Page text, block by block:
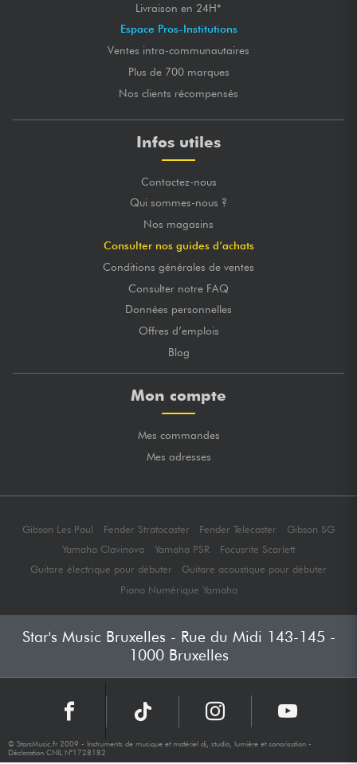
Livraison en 24H*
Espace Pros-Institutions
Ventes intra-communautaires
Plus de 700 marques
Nos clients récompensés
Infos utiles
Contactez-nous
Qui sommes-nous ?
Nos magasins
Consulter nos guides d’achats
Conditions générales de ventes
Consulter notre FAQ
Données personnelles
Offres d’emplois
Blog
Mon compte
Mes commandes
Mes adresses
Gibson Les Paul Fender Stratocaster Fender Telecaster
Gibson SG
Yamaha Clavinova
Yamaha PSR
Focusrite Scarlett
Guitare électrique pour débuter
Guitare acoustique pour débuter
Piano Numérique Yamaha
Star's Music Bruxelles - Rue du Midi 143-145 -
1000 Bruxelles
© StarsMusic.fr 2009 - Instruments de musique et matériel dj, studio, lumière et sonorisation -
Déclaration CNIL N°1728182